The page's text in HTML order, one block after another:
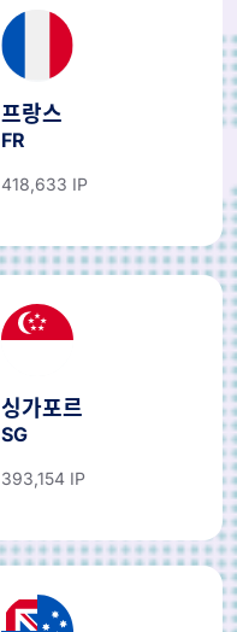
프랑스
FR
418,633 IP
싱가포르
SG
393,154 IP